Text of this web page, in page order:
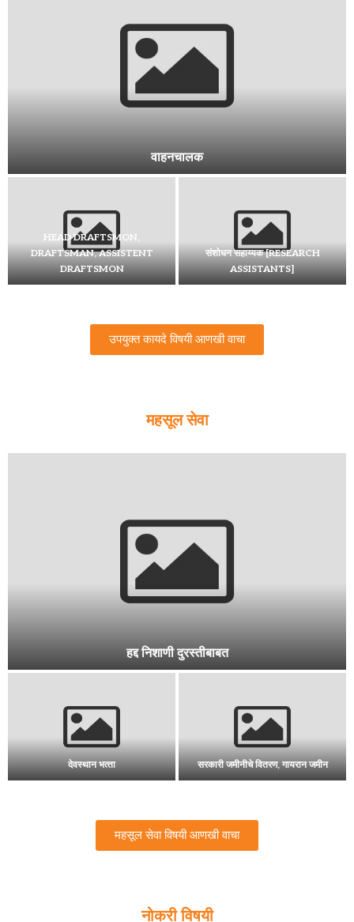
प्रयोगशाळा सहाय्यक LABORATARY ASSISTANT [PWD]
सार्वजनिक बांधकाम विभागातील विश्रामगृहे,
सर्कीट हाऊस येथील काळजीवाहक-नि-
खानसामा (गट “ड”) सेवाप्रवेश नियम,...
कनिष्ठ अभियंता (स्थापत्य) गट-ब
उपयुक्त कायदे विषयी आणखी वाचा
महसूल सेवा
क्षमता
जमिनीच्या वैधानिक दर्जा :ना-हरकत प्रमाणपत्र प्रकल्पग्रस्त प्रमाणपत्र दाखला
महसूल सेवा विषयी आणखी वाचा
नोकरी विषयी